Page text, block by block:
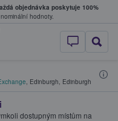
objednávka poskytuje 100%
hodnoty.
StubHub –
vstupenky
, Edinburgh, Edinburgh
dostupným místům na